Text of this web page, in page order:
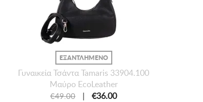
ΕΞΑΝΤΛΗΜΕΝΟ
Γυναικεία Τσάντα Tamaris 33904.100
Μαύρο EcoLeather
€49.00 | €36.00